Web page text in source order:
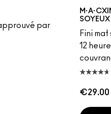
par
SOYEUX
Fini
12
€29.00